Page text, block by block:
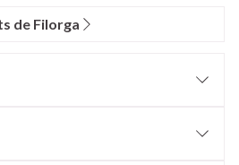
de Filorga